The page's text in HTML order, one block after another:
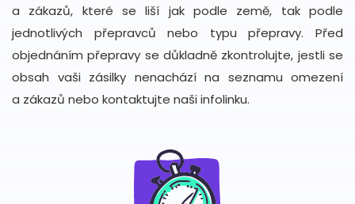
a zákazů, které se liší jak podle země, tak podle
jednotlivých přepravců nebo typu přepravy. Před
objednáním přepravy se důkladně zkontrolujte, jestli se
obsah vaši zásilky nenachází na seznamu omezení
a zákazů nebo kontaktujte naši infolinku.